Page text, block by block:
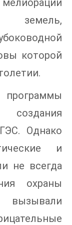
земель,
которой
программы
Однако
и
не всегда
охраны